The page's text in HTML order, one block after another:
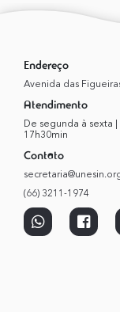
Endereço
Avenida das
Atendimento
De segunda à sexta
17h30min
Contato
(66) 3211-1974